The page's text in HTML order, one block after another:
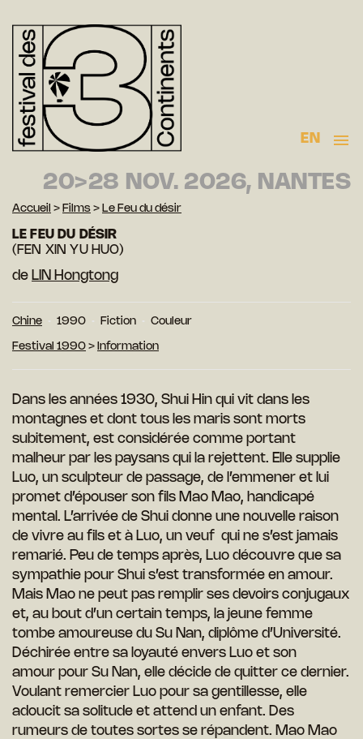
EN
20>28 NOV. 2026, NANTES
Accueil > Films > Le Feu du désir
LE FEU DU DÉSIR
(FEN XIN YU HUO)
de LIN Hongtong
Chine 1990 Fiction Couleur
Festival 1990 > Information
Dans les années 1930, Shui Hin qui vit dans les
montagnes et dont tous les maris sont morts
subitement, est considérée comme portant
malheur par les paysans qui la rejettent. Elle supplie
Luo, un sculpteur de passage, de l’emmener et lui
promet d’épouser son fils Mao Mao, handicapé
mental. L’arrivée de Shui donne une nouvelle raison
de vivre au fils et à Luo, un veuf qui ne s’est jamais
remarié. Peu de temps après, Luo découvre que sa
sympathie pour Shui s’est transformée en amour.
Mais Mao ne peut pas remplir ses devoirs conjugaux
et, au bout d’un certain temps, la jeune femme
tombe amoureuse du Su Nan, diplôme d’Université.
Déchirée entre sa loyauté envers Luo et son
amour pour Su Nan, elle décide de quitter ce dernier.
Voulant remercier Luo pour sa gentillesse, elle
adoucit sa solitude et attend un enfant. Des
rumeurs de toutes sortes se répandent. Mao Mao